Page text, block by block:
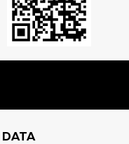
DATA